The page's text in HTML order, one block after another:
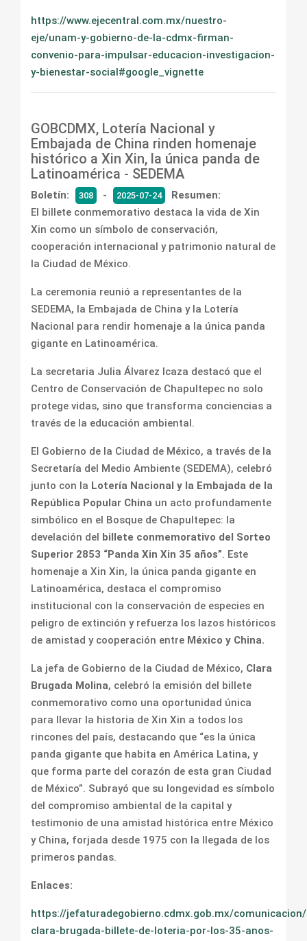
https://www.ejecentral.com.mx/nuestro-
eje/unam-y-gobierno-de-la-cdmx-firman-
convenio-para-impulsar-educacion-investigacion-
y-bienestar-social#google_vignette
GOBCDMX, Lotería Nacional y
Embajada de China rinden homenaje
histórico a Xin Xin, la única panda de
Latinoamérica - SEDEMA
Boletín: 308 - 2025-07-24
Resumen:
El billete conmemorativo destaca la vida de Xin
Xin como un símbolo de conservación,
cooperación internacional y patrimonio natural de
la Ciudad de México.
La ceremonia reunió a representantes de la
SEDEMA, la Embajada de China y la Lotería
Nacional para rendir homenaje a la única panda
gigante en Latinoamérica.
La secretaria Julia Álvarez Icaza destacó que el
Centro de Conservación de Chapultepec no solo
protege vidas, sino que transforma conciencias a
través de la educación ambiental.
El Gobierno de la Ciudad de México, a través de la
Secretaría del Medio Ambiente (SEDEMA), celebró
junto con la Lotería Nacional y la Embajada de la
República Popular China un acto profundamente
simbólico en el Bosque de Chapultepec: la
develación del
billete conmemorativo del Sorteo
Superior 2853 “Panda Xin Xin 35 años”. Este
homenaje a Xin Xin, la única panda gigante en
Latinoamérica, destaca el compromiso
institucional con la conservación de especies en
peligro de extinción y refuerza los lazos históricos
de amistad y cooperación entre México y China.
La jefa de Gobierno de la Ciudad de México, Clara
Brugada Molina, celebró la emisión del billete
conmemorativo como una oportunidad única
para llevar la historia de Xin Xin a todos los
rincones del país, destacando que “es la única
panda gigante que habita en América Latina, y
que forma parte del corazón de esta gran Ciudad
de México”. Subrayó que su longevidad es símbolo
del compromiso ambiental de la capital y
testimonio de una amistad histórica entre México
y China, forjada desde 1975 con la llegada de los
primeros pandas.
Enlaces:
https://jefaturadegobierno.cdmx.gob.mx/
clara-brugada-billete-de-loteria-por-los-35-anos-